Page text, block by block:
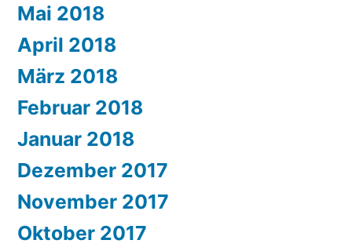
Mai 2018
April 2018
März 2018
Februar 2018
Januar 2018
Dezember 2017
November 2017
Oktober 2017